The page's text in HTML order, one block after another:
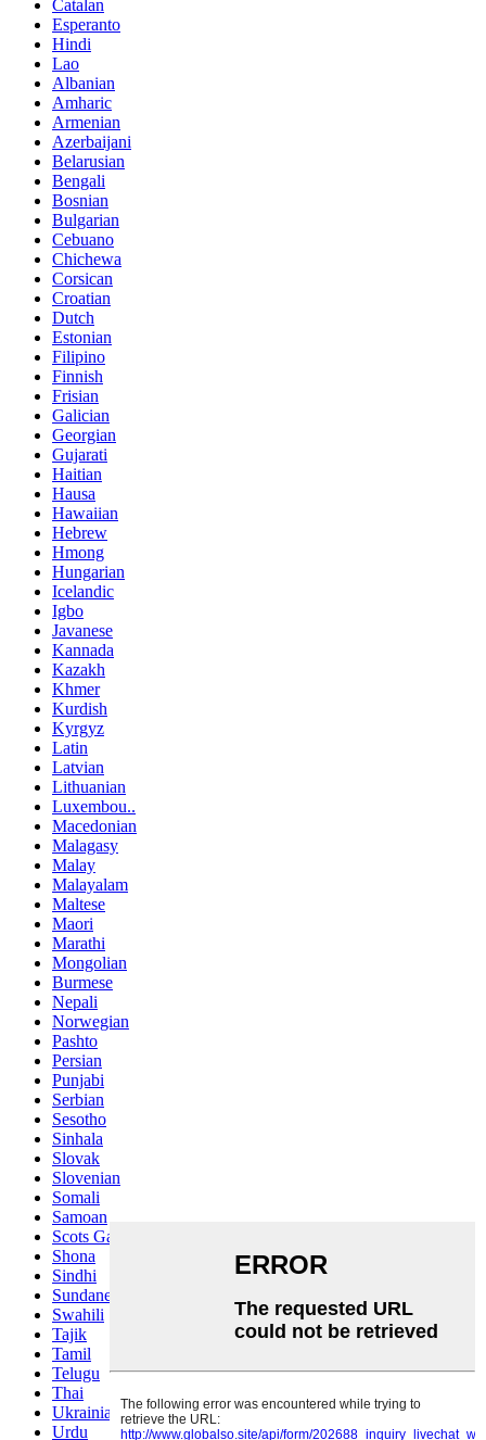
Catalan
Esperanto
Hindi
Lao
Albanian
Amharic
Armenian
Azerbaijani
Belarusian
Bengali
Bosnian
Bulgarian
Cebuano
Chichewa
Corsican
Croatian
Dutch
Estonian
Filipino
Finnish
Frisian
Galician
Georgian
Gujarati
Haitian
Hausa
Hawaiian
Hebrew
Hmong
Hungarian
Icelandic
Igbo
Javanese
Kannada
Kazakh
Khmer
Kurdish
Kyrgyz
Latin
Latvian
Lithuanian
Luxembou..
Macedonian
Malagasy
Malay
Malayalam
Maltese
Maori
Marathi
Mongolian
Burmese
Nepali
Norwegian
Pashto
Persian
Punjabi
Serbian
Sesotho
Sinhala
Slovak
Slovenian
Somali
Samoan
Scots Gaelic
Shona
Sindhi
Sundanese
Swahili
Tajik
Tamil
Telugu
Thai
Ukrainian
Urdu